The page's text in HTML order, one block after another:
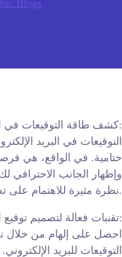
Blogs
كشف طاقة التوقيعات في البريد الإلكتروني:
التوقيعات في البريد
ختامية. في الواقع، هي فرصة
وإظهار الجانب الاحترافي
نظرة مثيرة للاهتمام على تصميمات التوقيع الإلكتروني الفعالة.
تقنيات فعالة لتصميم توقيع البريد الإلكتروني:
احصل على إلهام من خلال
التوقيعات للبريد